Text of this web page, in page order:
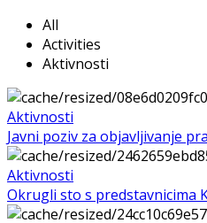
All
Activities
Aktivnosti
Aktivnosti
Javni poziv za objavljivanje
Aktivnosti
Okrugli sto s predstavnicima